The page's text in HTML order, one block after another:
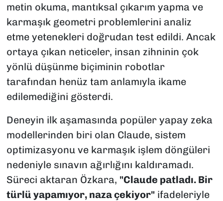
metin okuma, mantıksal çıkarım yapma ve
karmaşık geometri problemlerini analiz
etme yetenekleri doğrudan test edildi. Ancak
ortaya çıkan neticeler, insan zihninin çok
yönlü düşünme biçiminin robotlar
tarafından henüz tam anlamıyla ikame
edilemediğini gösterdi.
Deneyin ilk aşamasında popüler yapay zeka
modellerinden biri olan Claude, sistem
optimizasyonu ve karmaşık işlem döngüleri
nedeniyle sınavın ağırlığını kaldıramadı.
Süreci aktaran Özkara, "Claude patladı. Bir
türlü yapamıyor, naza çekiyor"ifadeleriyle